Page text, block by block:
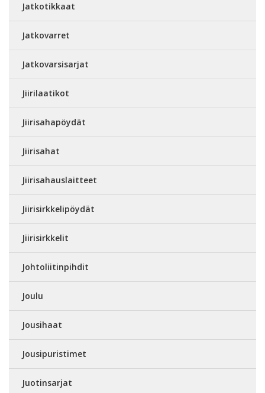
Jatkotikkaat
Jatkovarret
Jatkovarsisarjat
Jiirilaatikot
Jiirisahapöydät
Jiirisahat
Jiirisahauslaitteet
Jiirisirkkelipöydät
Jiirisirkkelit
Johtoliitinpihdit
Joulu
Jousihaat
Jousipuristimet
Juotinsarjat